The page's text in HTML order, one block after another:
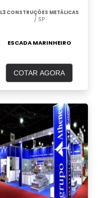
L3 CONSTRUÇÕES METÁLICAS
/ SP
ESCADA MARINHEIRO
COTAR AGORA